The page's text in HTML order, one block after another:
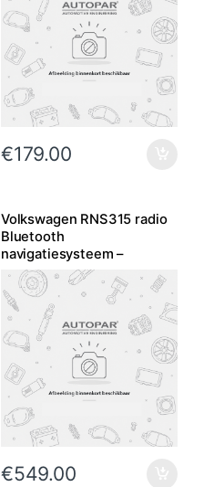
€179.00
Volkswagen RNS315 radio
Bluetooth
navigatiesysteem –
Gebruikt
€549.00